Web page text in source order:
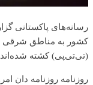
رسانه‌های پاکستانی
کشور به مناطق شرقی
(تی‌تی‌پی) کشته